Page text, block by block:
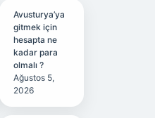
Avusturya’ya
gitmek için
hesapta ne
kadar para
olmalı ?
Ağustos 5,
2026